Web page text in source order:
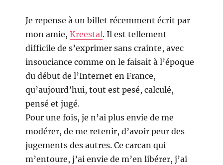
Je repense à un billet récemment écrit par
mon amie,Kreestal. Il est tellement
difficile de s’exprimer sans crainte, avec
insouciance comme on le faisait à l’époque
du début de l’Internet en France,
qu’aujourd’hui, tout est pesé, calculé,
pensé et jugé.
Pour une fois, je n’ai plus envie de me
modérer, de me retenir, d’avoir peur des
jugements des autres. Ce carcan qui
m’entoure, j’ai envie de m’en libérer, j’ai